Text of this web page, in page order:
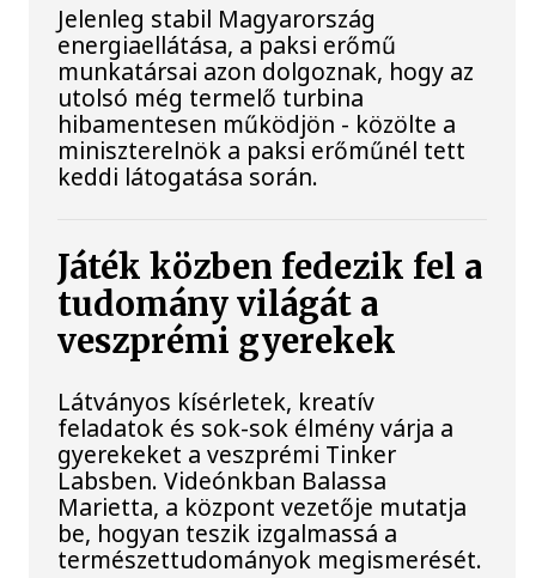
Jelenleg stabil Magyarország
energiaellátása, a paksi erőmű
munkatársai azon dolgoznak, hogy az
utolsó még termelő turbina
hibamentesen működjön - közölte a
miniszterelnök a paksi erőműnél tett
keddi látogatása során.
Játék közben fedezik fel a
tudomány világát a
veszprémi gyerekek
Látványos kísérletek, kreatív
feladatok és sok-sok élmény várja a
gyerekeket a veszprémi Tinker
Labsben. Videónkban Balassa
Marietta, a központ vezetője mutatja
be, hogyan teszik izgalmassá a
természettudományok megismerését.